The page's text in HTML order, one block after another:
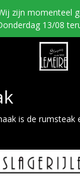
zijn momenteel
13/08
is de rumsteak